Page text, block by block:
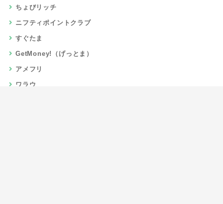
ちょびリッチ
ニフティポイントクラブ
すぐたま
GetMoney!（げっとま）
アメフリ
ワラウ